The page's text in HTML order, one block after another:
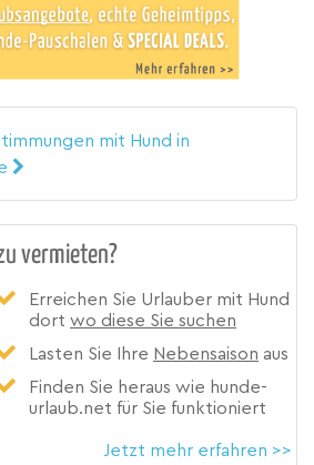
mit Hund in
vermieten?
Erreichen Sie Urlauber mit Hund
dort wo diese Sie suchen
Lasten Sie Ihre Nebensaison aus
Finden Sie heraus wie hunde-
urlaub.net für Sie funktioniert
Jetzt mehr erfahren >>